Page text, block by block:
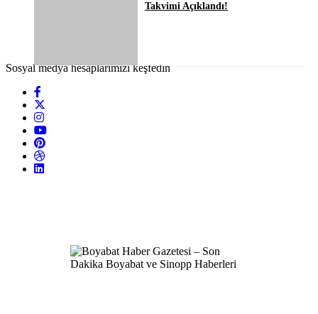
Takvimi Açıklandı!
Sosyal medya hesaplarımızı keşfedin